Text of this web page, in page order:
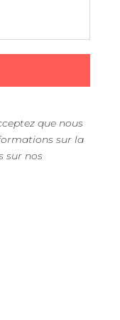
que nous
sur la
sur nos